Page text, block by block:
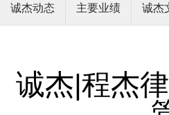
诚杰动态 主要业绩 诚杰
诚杰|程杰